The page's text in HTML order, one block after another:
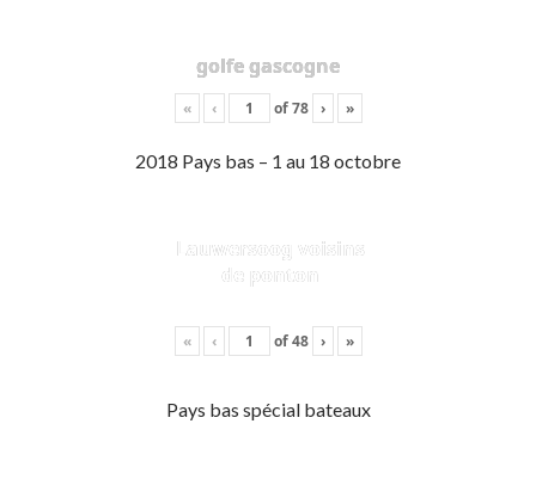
golfe gascogne
« ‹ of78 › »
2018 Pays bas – 1 au 18 octobre
Lauwersoog voisins
de ponton
« ‹ of48 › »
Pays bas spécial bateaux